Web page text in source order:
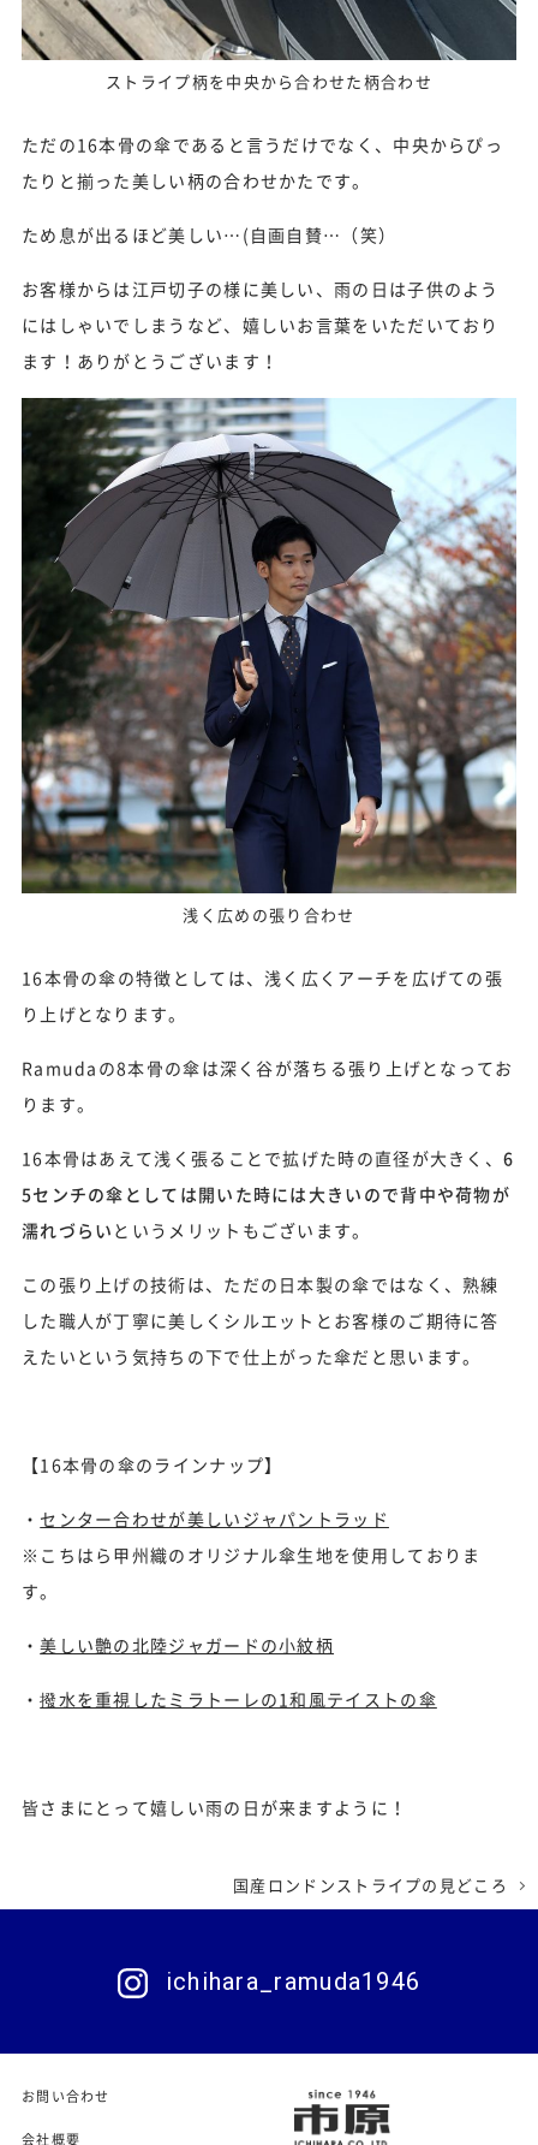
ストライプ柄を中央から合わせた柄合わせ
ただの16本骨の傘であると言うだけでなく、中央からぴっ
たりと揃った美しい柄の合わせかたです。
ため息が出るほど美しい…(自画自賛…（笑）
お客様からは江戸切子の様に美しい、雨の日は子供のよう
にはしゃいでしまうなど、嬉しいお言葉をいただいており
ます！ありがとうございます！
浅く広めの張り合わせ
16本骨の傘の特徴としては、浅く広くアーチを広げての張
り上げとなります。
Ramudaの8本骨の傘は深く谷が落ちる張り上げとなってお
ります。
16本骨はあえて浅く張ることで拡げた時の直径が大きく、6
5センチの傘としては開いた時には大きいので背中や荷物が
濡れづらい というメリットもございます。
この張り上げの技術は、ただの日本製の傘ではなく、熟練
した職人が丁寧に美しくシルエットとお客様のご期待に答
えたいという気持ちの下で仕上がった傘だと思います。
【16本骨の傘のラインナップ】
・ センター合わせが美しいジャパントラッド
※こちはら甲州織のオリジナル傘生地を使用しておりま
す。
・美しい艶の北陸ジャガードの小紋柄
・撥水を重視したミラトーレの1和風テイストの傘
皆さまにとって嬉しい雨の日が来ますように！
国産ロンドンストライプの見どころ
ichihara_ramuda1946
お問い合わせ
会社概要